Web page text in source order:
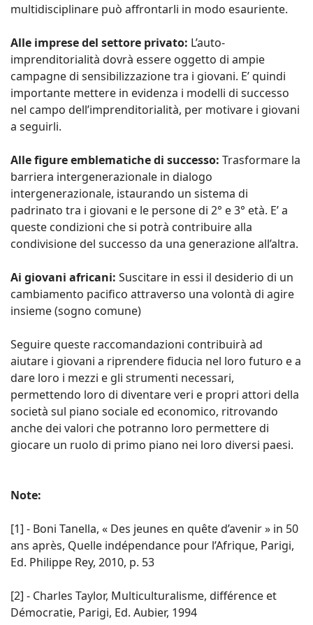
multidisciplinare può affrontarli in modo esauriente.
Alle imprese del settore privato: L’auto-
imprenditorialità dovrà essere oggetto di ampie
campagne di sensibilizzazione tra i giovani. E’ quindi
importante mettere in evidenza i modelli di successo
nel campo dell’imprenditorialità, per motivare i giovani
a seguirli.
Alle figure emblematiche di successo: Trasformare la
barriera intergenerazionale in dialogo
intergenerazionale, istaurando un sistema di
padrinato tra i giovani e le persone di 2° e 3° età. E’ a
queste condizioni che si potrà contribuire alla
condivisione del successo da una generazione all’altra.
Ai giovani africani: Suscitare in essi il desiderio di un
cambiamento pacifico attraverso una volontà di agire
insieme (sogno comune)
Seguire queste raccomandazioni contribuirà ad
aiutare i giovani a riprendere fiducia nel loro futuro e a
dare loro i mezzi e gli strumenti necessari,
permettendo loro di diventare veri e propri attori della
società sul piano sociale ed economico, ritrovando
anche dei valori che potranno loro permettere di
giocare un ruolo di primo piano nei loro diversi paesi.
Note:
[1] - Boni Tanella, « Des jeunes en quête d’avenir » in 50
ans après, Quelle indépendance pour l’Afrique, Parigi,
Ed. Philippe Rey, 2010, p. 53
[2] - Charles Taylor, Multiculturalisme, différence et
Démocratie, Parigi, Ed. Aubier, 1994